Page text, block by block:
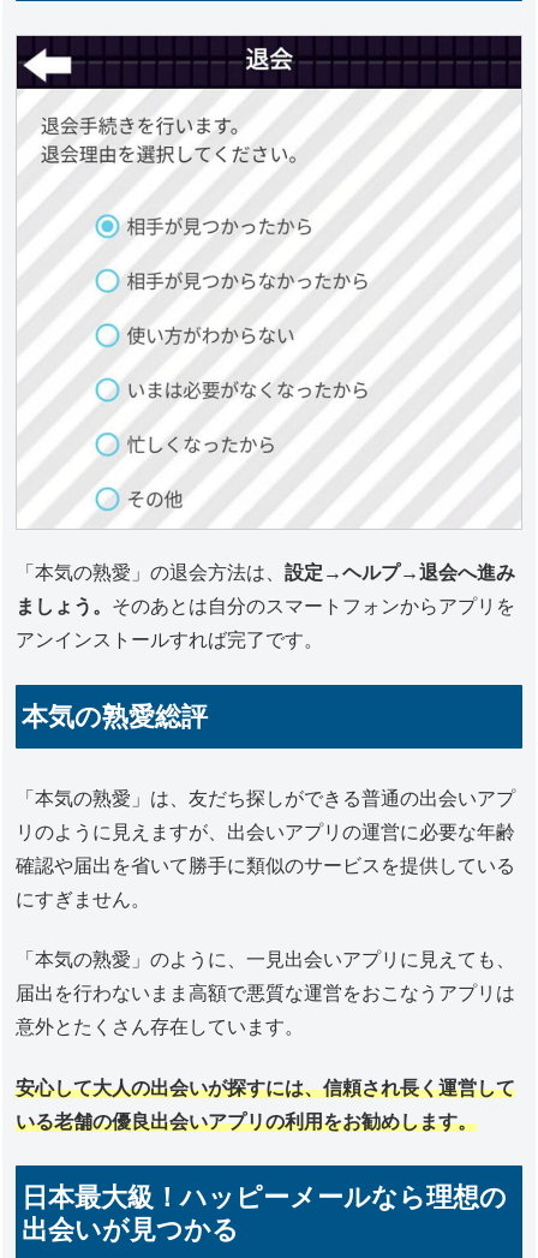
「本気の熟愛」の退会方法は、設定→ヘルプ→退会へ進み
ましょう。 そのあとは自分のスマートフォンからアプリを
アンインストールすれば完了です。
本気の熟愛総評
「本気の熟愛」は、友だち探しができる普通の出会いアプ
リのように見えますが、出会いアプリの運営に必要な年齢
確認や届出を省いて勝手に類似のサービスを提供している
にすぎません。
「本気の熟愛」のように、一見出会いアプリに見えても、
届出を行わないまま高額で悪質な運営をおこなうアプリは
意外とたくさん存在しています。
安心して大人の出会いが探すには、信頼され長く運営して
いる老舗の優良出会いアプリの利用をお勧めします。
日本最大級！ハッピーメールなら理想の
出会いが見つかる